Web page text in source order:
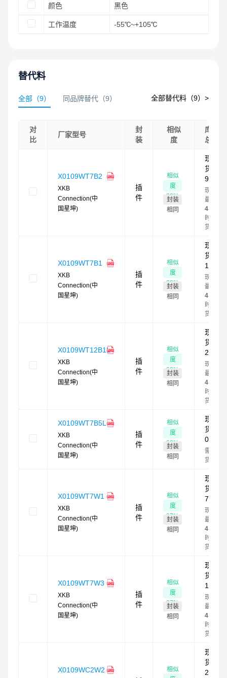
颜色 黑色
工作温度 -55℃~+105℃
替代料
全部 （9） 同品牌替代 （9） 全部替代料（9）>
对
比
厂家型号
封
装
相似
度
库存
总量
X0109WT7B2
XKB
Connection(中
国星坤)
插
件
相似
度
90%
封装
相同
现
货：
90
现货
最快
4小
时发
货
X0109WT7B1
XKB
Connection(中
国星坤)
插
件
相似
度
90%
封装
相同
现
货：
1
现货
最快
4小
时发
货
X0109WT12B1L
XKB
Connection(中
国星坤)
插
件
相似
度
90%
封装
相同
现
货：
20
现货
最快
4小
时发
货
X0109WT7B5L
XKB
Connection(中
国星坤)
插
件
相似
度
90%
封装
相同
现
货：
0
需订
货
X0109WT7W1
XKB
Connection(中
国星坤)
插
件
相似
度
87%
封装
相同
现
货：
770
现货
最快
4小
时发
货
X0109WT7W3
XKB
Connection(中
国星坤)
插
件
相似
度
87%
封装
相同
现
货：
11
现货
最快
4小
时发
货
X0109WC2W2
相似
现
货：
23